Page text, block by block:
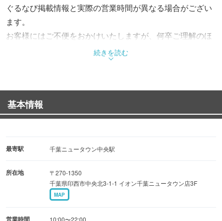
ぐるなび掲載情報と実際の営業時間が異なる場合がござい
ます。
お客様にはご不便をおかけいたしますが、何卒ご理解のほ
どよろしくお願い申し上げます。
ご確認くださいませ。
続きを読む
基本情報
最寄駅 千葉ニュータウン中央駅
所在地
〒270-1350
千葉県印西市中央北3-1-1 イオン千葉ニュータウン店3F
MAP
営業時間 10:00〜22:00